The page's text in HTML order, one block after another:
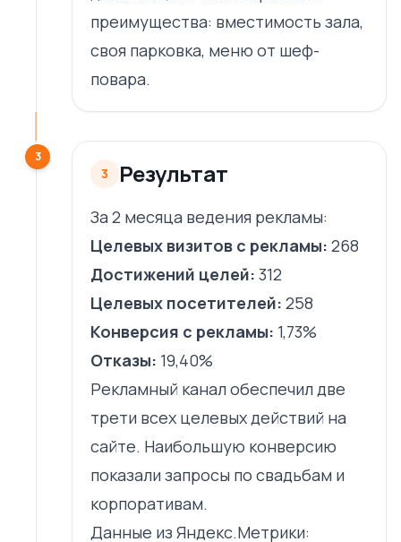
преимущества: вместимость зала,
своя парковка, меню от шеф-
повара.
3
3 Результат
За 2 месяца ведения рекламы:
Целевых визитов с рекламы: 268
Достижений целей: 312
Целевых посетителей: 258
Конверсия с рекламы: 1,73%
Отказы: 19,40%
Рекламный канал обеспечил две
трети всех целевых действий на
сайте. Наибольшую конверсию
показали запросы по свадьбам и
корпоративам.
Данные из Яндекс.Метрики: